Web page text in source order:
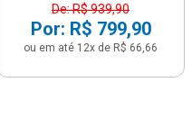
De: R$ 939,90
Por: R$ 799,90
ou em até 12x de R$ 66,66